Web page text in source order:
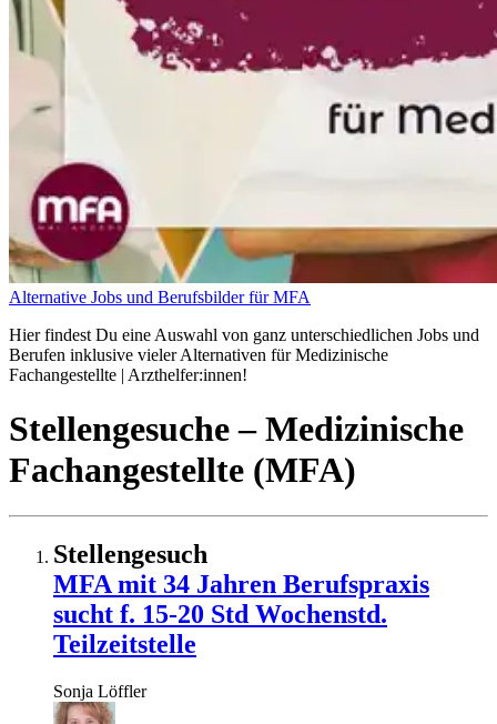
Alternative Jobs und Berufsbilder für MFA
Hier findest Du eine Auswahl von ganz unterschiedlichen Jobs und
Berufen inklusive vieler Alternativen für Medizinische
Fachangestellte | Arzthelfer:innen!
Stellengesuche– Medizinische
Fachangestellte (MFA)
Stellengesuch
MFA mit 34 Jahren Berufspraxis
sucht f. 15-20 Std Wochenstd.
Teilzeitstelle
Sonja Löffler